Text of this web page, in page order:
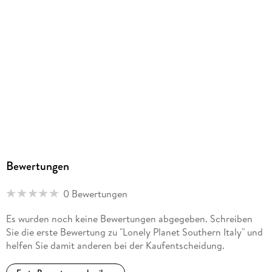
Bewertungen
0 Bewertungen
Es wurden noch keine Bewertungen abgegeben. Schreiben
Sie die erste Bewertung zu "Lonely Planet Southern Italy" und
helfen Sie damit anderen bei der Kaufentscheidung.